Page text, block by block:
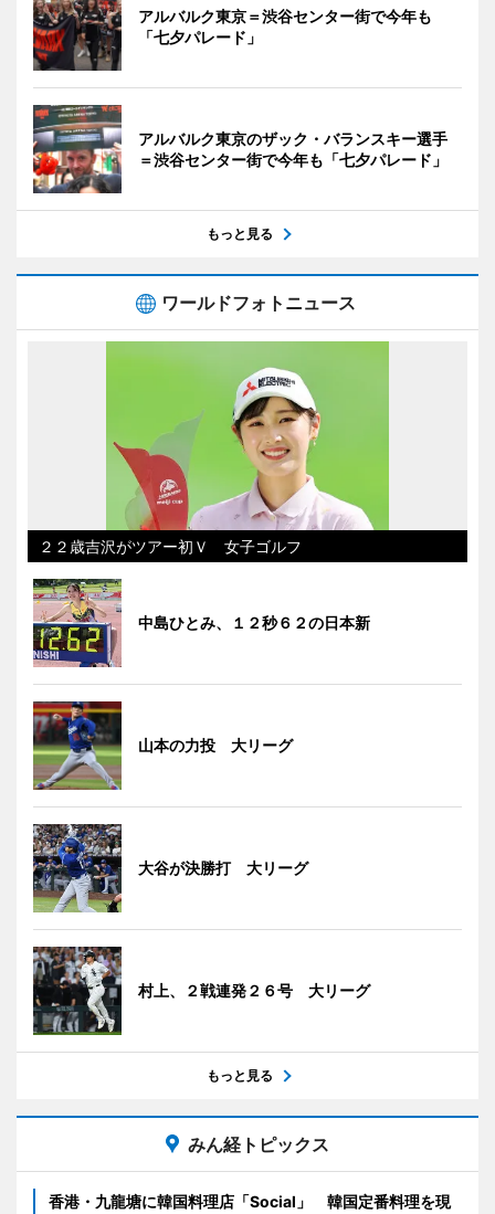
アルバルク東京＝渋谷センター街で今年も
「七夕パレード」
アルバルク東京のザック・バランスキー選手
＝渋谷センター街で今年も「七夕パレード」
もっと見る
ワールドフォトニュース
２２歳吉沢がツアー初Ｖ 女子ゴルフ
中島ひとみ、１２秒６２の日本新
山本の力投 大リーグ
大谷が決勝打 大リーグ
村上、２戦連発２６号 大リーグ
もっと見る
みん経トピックス
香港・九龍塘に韓国料理店「Social」 韓国定番料理を現